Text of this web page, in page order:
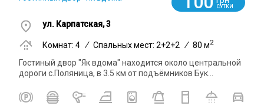
СУТКИ
ул. Карпатская, 3
Комнат: 4 / Спальных мест: 2+2+2 / 80 м2
Гостиный двор "Як вдома" находится около центральной
дороги с.Поляница, в 3.5 км от подъёмников Бук...